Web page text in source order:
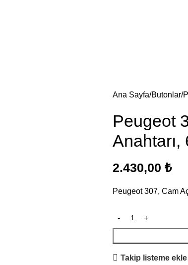
Ana Sayfa Butonlar
Peugeot
Anahtarı,
2.430,00 ₺
Peugeot 307, Cam
Takip listeme ekle